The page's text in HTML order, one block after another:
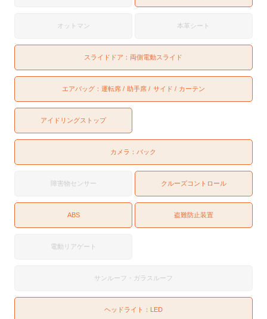
オットマン 本革シート
スライドドア： 両側電動スライド
エアバッグ： 運転席 助手席 サイド カーテン
アイドリングストップ
カメラ： バック
障害物センサー クルーズコントロール
ABS 盗難防止装置
電動リアゲート
サンルーフ・ガラスルーフ
ヘッドライト： LED